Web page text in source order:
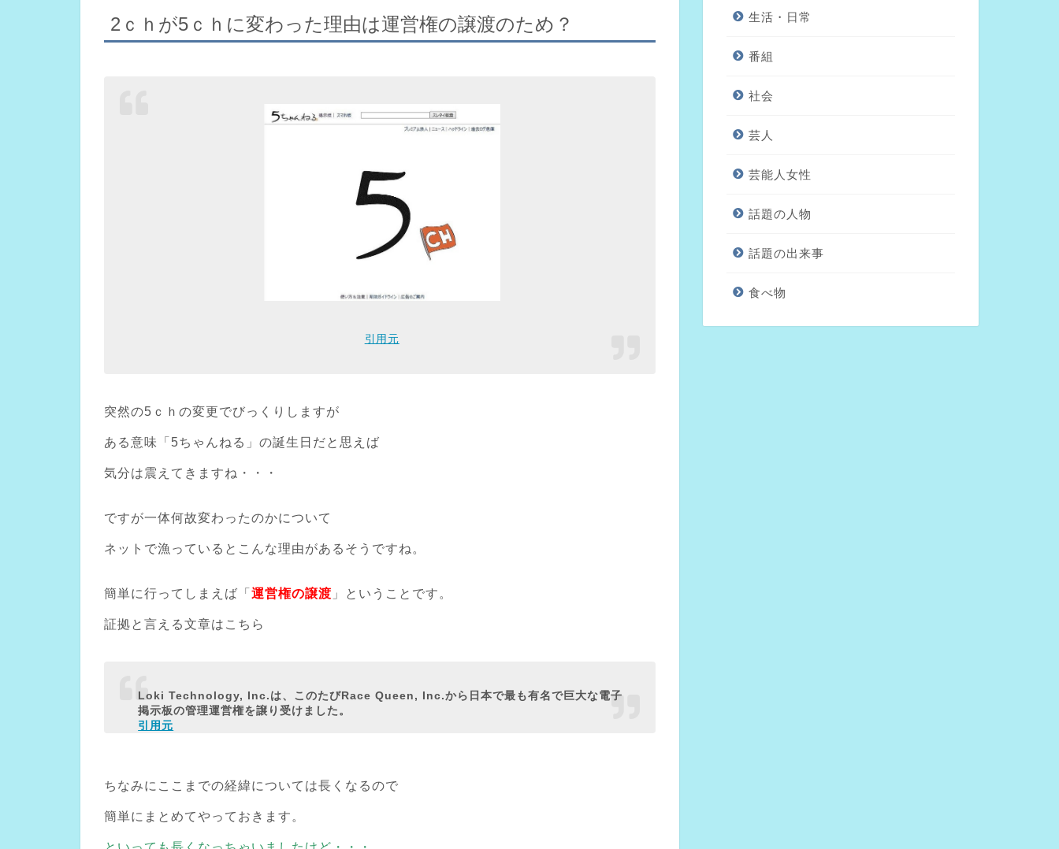
2ｃｈが5ｃｈに変わった理由は運営権の譲渡のため？
引用元
突然の5ｃｈの変更でびっくりしますが
ある意味「5ちゃんねる」の誕生日だと思えば
気分は震えてきますね・・・
ですが一体何故変わったのかについて
ネットで漁っているとこんな理由があるそうですね。
簡単に行ってしまえば「 運営権の譲渡 」ということです。
証拠と言える文章はこちら
Loki Technology, Inc.は、このたびRace Queen, Inc.から日本で最も有名で巨大な電子
掲示板の管理運営権を譲り受けました。
引用元
ちなみにここまでの経緯については長くなるので
簡単にまとめてやっておきます。
生活・日常
番組
社会
芸人
芸能人女性
話題の人物
話題の出来事
食べ物